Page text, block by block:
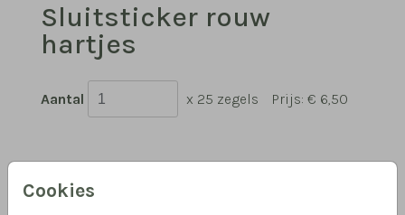
Cookies
Sluitsticker rouw
hartjes
Aantal x 25 zegels Prijs: € 6,50
Hulp nodig, we helpen je graag!